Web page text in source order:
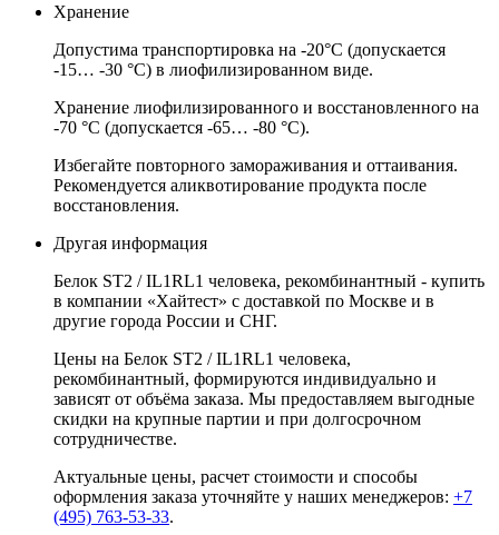
Хранение
Допустима транспортировка на -20°C (допускается
-15… -30 °C) в лиофилизированном виде.
Хранение лиофилизированного и восстановленного на
-70 °C (допускается -65… -80 °C).
Избегайте повторного замораживания и оттаивания.
Рекомендуется аликвотирование продукта после
восстановления.
Другая информация
Белок ST2 / IL1RL1 человека, рекомбинантный - купить
в компании «Хайтест» с доставкой по Москве и в
другие города России и СНГ.
Цены на Белок ST2 / IL1RL1 человека,
рекомбинантный, формируются индивидуально и
зависят от объёма заказа. Мы предоставляем выгодные
скидки на крупные партии и при долгосрочном
сотрудничестве.
Актуальные цены, расчет стоимости и способы
оформления заказа уточняйте у наших менеджеров: +7
(495) 763-53-33.